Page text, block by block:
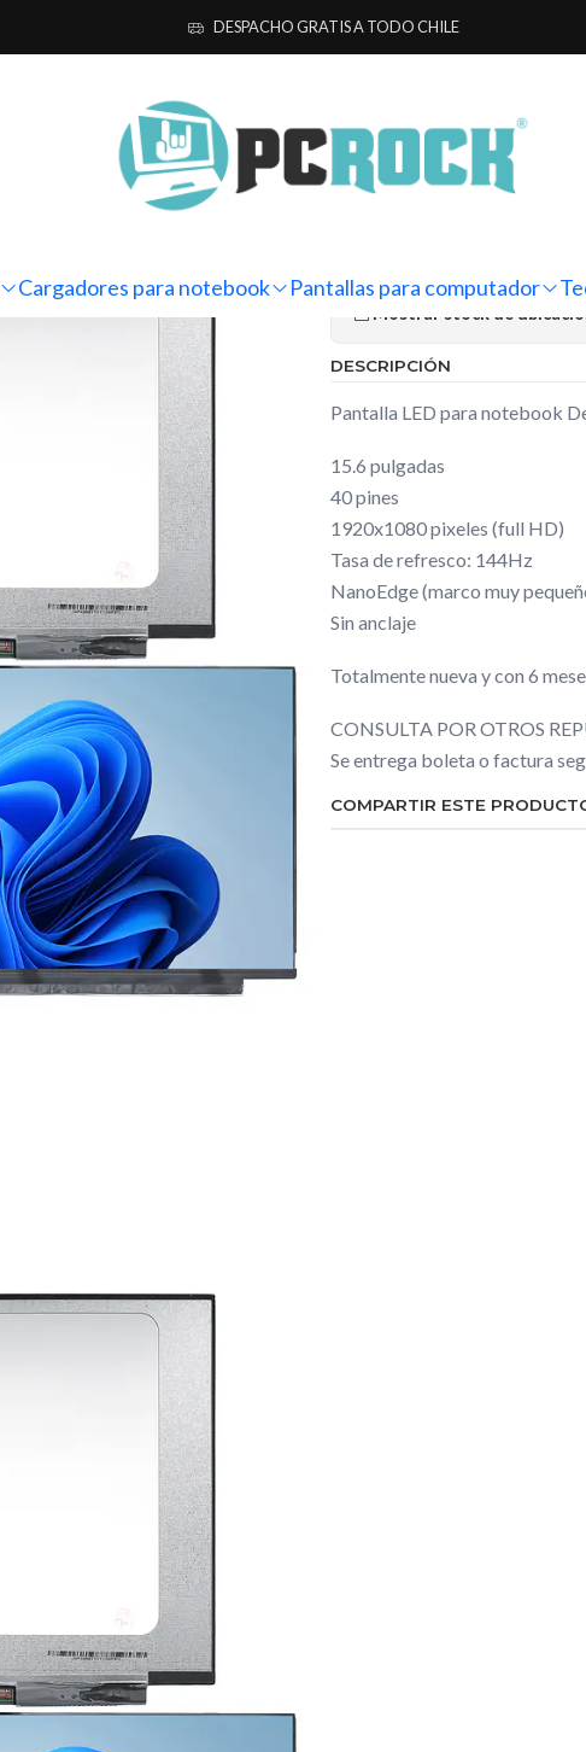
Cargadores para notebook Pantallas para computador
DESPACHO GRATIS A TODO CHILE
Pantallas para computador Notebook Dell Pantalla Notebook Dell
Pantalla
3520
Mostrar stock de
DESCRIPCIÓN
Pantalla LED para notebook
15.6 pulgadas
40 pines
1920x1080 pixeles (full HD)
Tasa de refresco: 144Hz
NanoEdge (marco muy
Sin anclaje
Totalmente nueva y con 6
CONSULTA POR OTROS
Se entrega boleta o factura
COMPARTIR ESTE